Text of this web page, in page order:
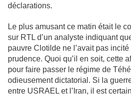
déclarations.
Le plus amusant ce matin était le
sur RTL d’un analyste indiquant
pauvre Clotilde ne l’avait pas
prudence. Quoi qu’il en soit, cette
pour faire passer le régime de
odieusement dictatorial. Si la
entre USRAEL et l’Iran, il est